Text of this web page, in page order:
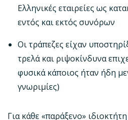
Ελληνικές εταιρείες ως
εντός και εκτός συνόρων
Οι τράπεζες είχαν
τρελά και ριψοκίνδυνα
φυσικά κάποιος ήταν ήδη
γνωριμίες)
Για κάθε «παράξενο»